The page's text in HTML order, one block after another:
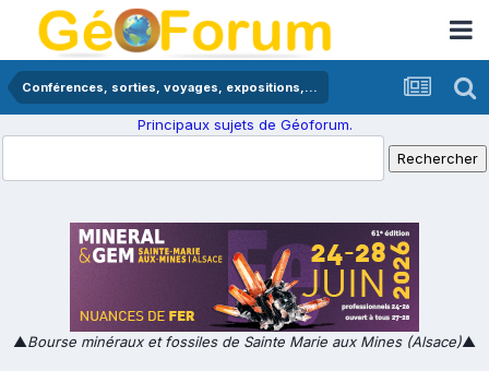
Conférences, sorties, voyages, expositions,...
Principaux sujets de Géoforum.
▲Bourse minéraux et fossiles de Sainte Marie aux Mines (Alsace)▲